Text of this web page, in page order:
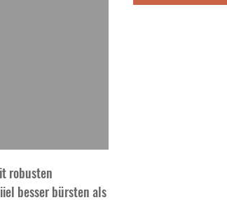
robusten
besser bürsten als